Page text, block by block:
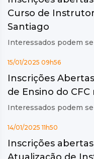
Curso de
Santiago
Interessados podem
15/01/2025 09h56
Inscrições
de Ensino do
Interessados podem
14/01/2025 11h50
Inscrições